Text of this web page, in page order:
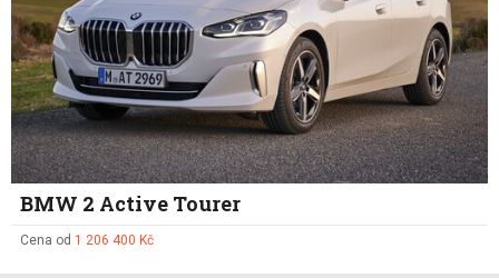
BMW 2 Active Tourer
Cena od 1 206 400 Kč